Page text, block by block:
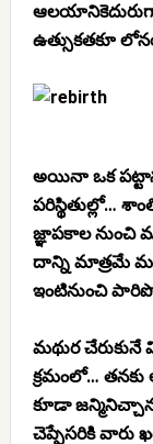
ఉత్సుకతకూ
అయినా ఒక
పరిస్థితుల్లో…
జ్ఞాపకాల నుంచి
దాన్ని మాత్రమే
ఇంటినుంచి
మథుర చేరుకునే
క్రమంలో…
కూడా
చెప్పేసరికి వారు